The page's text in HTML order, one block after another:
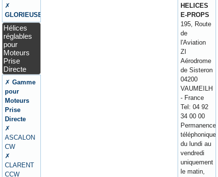
✗
GLORIEUSE
Hélices
réglables
pour
Moteurs
Prise
Directe
✗Gamme
pour
Moteurs
Prise
Directe
✗
ASCALON
CW
✗
CLARENT
CCW
HELICES
E-PROPS
195, Route
de
l'Aviation
ZI
Aérodrome
de Sisteron
04200
VAUMEILH
- France
Tel: 04 92
34 00 00
Permanence
téléphonique
du lundi au
vendredi
uniquement
le matin,